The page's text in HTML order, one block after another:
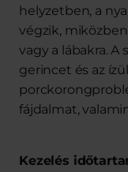
helyzetben, a
végzik,
vagy a lábakra.
gerincet és az
fájdalmat,
Kezelés